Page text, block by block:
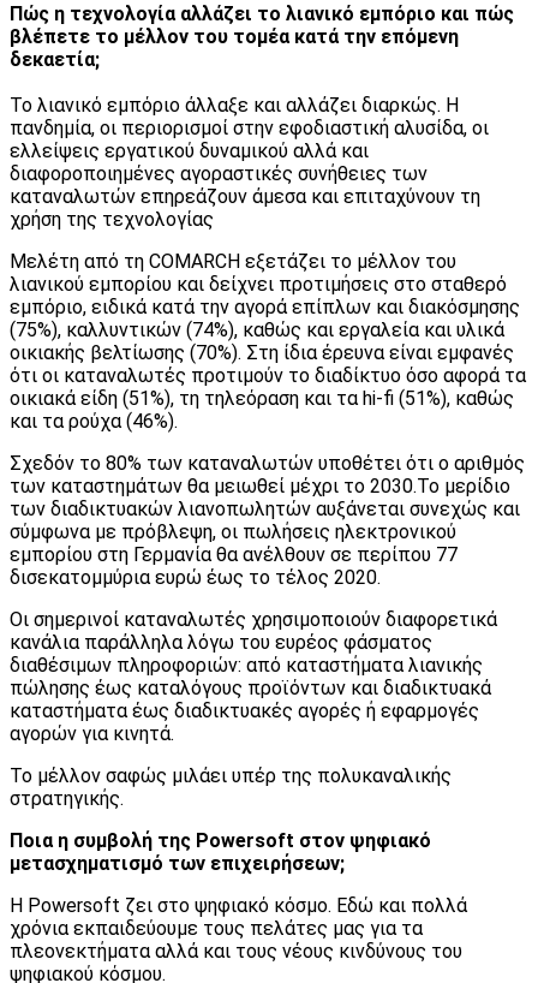
Πώς η τεχνολογία αλλάζει το λιανικό εμπόριο και πώς
βλέπετε το μέλλον του τομέα κατά την επόμενη
δεκαετία;
Το λιανικό εμπόριο άλλαξε και αλλάζει διαρκώς. Η
πανδημία, οι περιορισμοί στην εφοδιαστική αλυσίδα, οι
ελλείψεις εργατικού δυναμικού αλλά και
διαφοροποιημένες αγοραστικές συνήθειες των
καταναλωτών επηρεάζουν άμεσα και επιταχύνουν τη
χρήση της τεχνολογίας
Μελέτη από τη COMARCH εξετάζει το μέλλον του
λιανικού εμπορίου και δείχνει προτιμήσεις στο σταθερό
εμπόριο, ειδικά κατά την αγορά επίπλων και διακόσμησης
(75%), καλλυντικών (74%), καθώς και εργαλεία και υλικά
οικιακής βελτίωσης (70%). Στη ίδια έρευνα είναι εμφανές
ότι οι καταναλωτές προτιμούν το διαδίκτυο όσο αφορά τα
οικιακά είδη (51%), τη τηλεόραση και τα hi-fi (51%), καθώς
και τα ρούχα (46%).
Σχεδόν το 80% των καταναλωτών υποθέτει ότι ο αριθμός
των καταστημάτων θα μειωθεί μέχρι το 2030.Το μερίδιο
των διαδικτυακών λιανοπωλητών αυξάνεται συνεχώς και
σύμφωνα με πρόβλεψη, οι πωλήσεις ηλεκτρονικού
εμπορίου στη Γερμανία θα ανέλθουν σε περίπου 77
δισεκατομμύρια ευρώ έως το τέλος 2020.
Οι σημερινοί καταναλωτές χρησιμοποιούν διαφορετικά
κανάλια παράλληλα λόγω του ευρέος φάσματος
διαθέσιμων πληροφοριών: από καταστήματα λιανικής
πώλησης έως καταλόγους προϊόντων και διαδικτυακά
καταστήματα έως διαδικτυακές αγορές ή εφαρμογές
αγορών για κινητά.
Το μέλλον σαφώς μιλάει υπέρ της πολυκαναλικής
στρατηγικής.
Ποια η συμβολή της Powersoft στον ψηφιακό
μετασχηματισμό των επιχειρήσεων;
Η Powersoft ζει στο ψηφιακό κόσμο. Εδώ και πολλά
χρόνια εκπαιδεύουμε τους πελάτες μας για τα
πλεονεκτήματα αλλά και τους νέους κινδύνους του
ψηφιακού κόσμου.